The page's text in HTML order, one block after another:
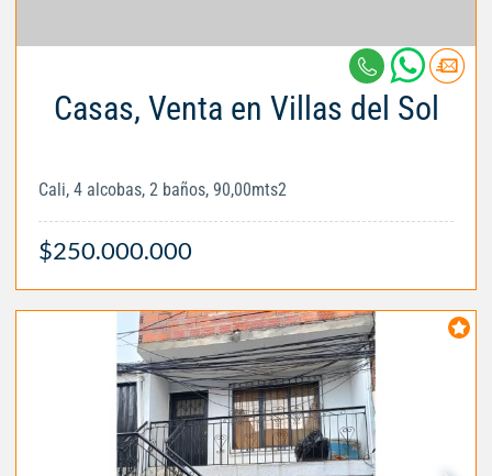
Casas, Venta en Villas del Sol
Cali, 4 alcobas, 2 baños, 90,00mts2
$250.000.000